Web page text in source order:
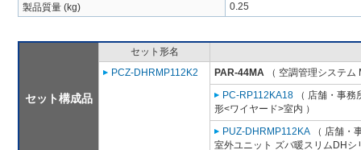
製品質量 (kg)
0.25
セット構成品
セット形名
PCZ-DHRMP112K2
PAR-44MA （ 空調管理システム
PC-RP112KA18 （ 店舗・事
形<ワイヤード>室内 ）
PUZ-DHRMP112KA （ 店舗・
室外ユニット ズバ暖スリムDHシ